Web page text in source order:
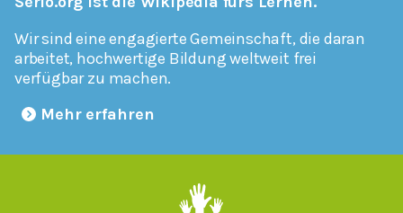
Wir sind eine engagierte Gemeinschaft, die daran
arbeitet, hochwertige Bildung weltweit frei
verfügbar zu machen.
Mehr erfahren